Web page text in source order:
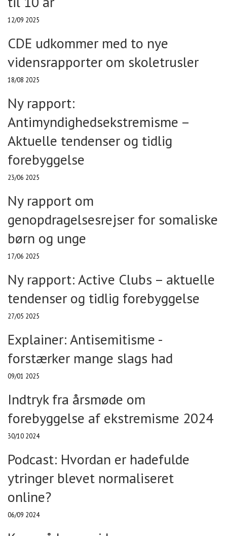
12/09 2025
CDE udkommer med to nye
vidensrapporter om skoletrusler
18/08 2025
Ny rapport:
Antimyndighedsekstremisme –
Aktuelle tendenser og tidlig
forebyggelse
23/06 2025
Ny rapport om
genopdragelsesrejser for somaliske
børn og unge
17/06 2025
Ny rapport: Active Clubs – aktuelle
tendenser og tidlig forebyggelse
27/05 2025
Explainer: Antisemitisme -
forstærker mange slags had
09/01 2025
Indtryk fra årsmøde om
forebyggelse af ekstremisme 2024
30/10 2024
Podcast: Hvordan er hadefulde
ytringer blevet normaliseret
online?
06/09 2024